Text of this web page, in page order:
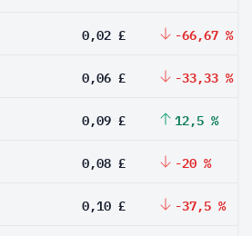
0,02 £ -66,67 %
0,06 £ -33,33 %
0,09 £ 12,5 %
0,08 £ -20 %
0,10 £ -37,5 %